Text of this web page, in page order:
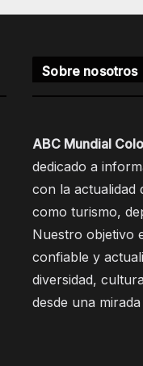
Sobre nosotros
ABC Mundial
dedicado a
con la actualidad
como turismo,
Nuestro objetivo
confiable y
diversidad,
desde una